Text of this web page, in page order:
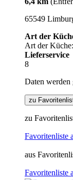
65549
Art der
Art der
Lieferservice
8
Daten werden
zu
zu
Favoritenliste
aus
Favoritenliste